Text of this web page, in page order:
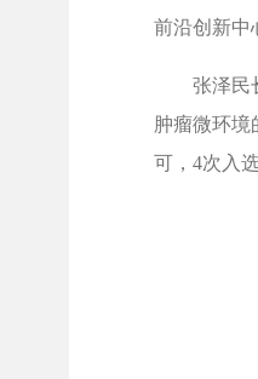
前沿创新中
张泽民
肿瘤微环境
可，4次入